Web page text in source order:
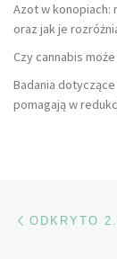
Azot w konopiach:
oraz jak je
Czy cannabis
Badania dotyczące
pomagają w